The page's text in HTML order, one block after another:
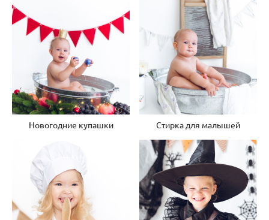
Новогодние купашки Стирка для малышей